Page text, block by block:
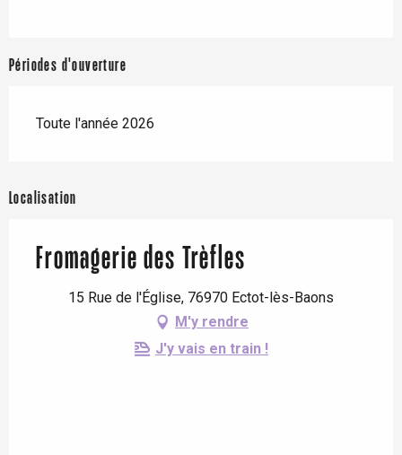
Périodes d'ouverture
Toute l'année 2026
Localisation
Fromagerie des Trèfles
15 Rue de l'Église, 76970 Ectot-lès-Baons
M'y rendre
J'y vais en train !